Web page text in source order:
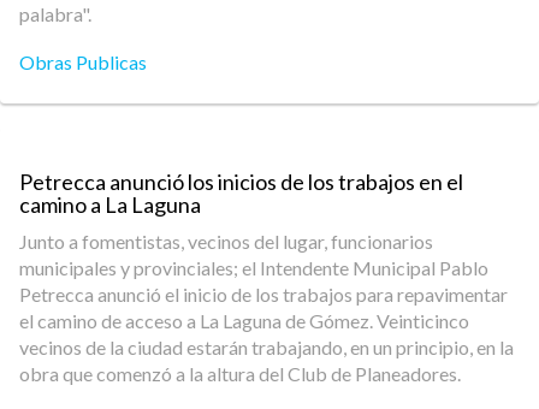
palabra".
Obras Publicas
Petrecca anunció los inicios de los trabajos en el
camino a La Laguna
Junto a fomentistas, vecinos del lugar, funcionarios
municipales y provinciales; el Intendente Municipal Pablo
Petrecca anunció el inicio de los trabajos para repavimentar
el camino de acceso a La Laguna de Gómez. Veinticinco
vecinos de la ciudad estarán trabajando, en un principio, en la
obra que comenzó a la altura del Club de Planeadores.